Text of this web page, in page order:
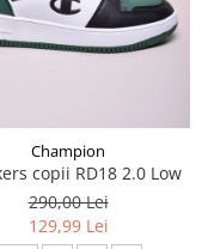
Champion
copii RD18 2.0 Low
290,00 Lei
129,99 Lei